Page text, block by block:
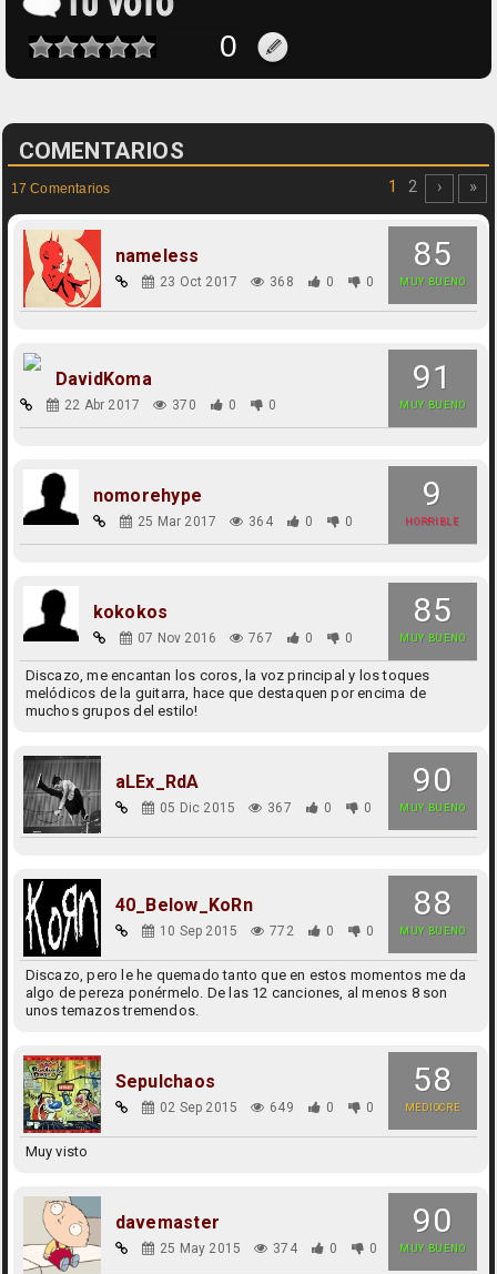
COMENTARIOS
17 Comentarios 1 2 › »
85
MUY BUENO
nameless
23 Oct 2017 368 0 0
91
MUY BUENO
DavidKoma
22 Abr 2017 370 0 0
9
HORRIBLE
nomorehype
25 Mar 2017 364 0 0
85
MUY BUENO
kokokos
07 Nov 2016 767 0 0
Discazo, me encantan los coros, la voz principal y los toques
melódicos de la guitarra, hace que destaquen por encima de
muchos grupos del estilo!
90
MUY BUENO
aLEx_RdA
05 Dic 2015 367 0 0
88
MUY BUENO
40_Below_KoRn
10 Sep 2015 772 0 0
Discazo, pero le he quemado tanto que en estos momentos me da
algo de pereza ponérmelo. De las 12 canciones, al menos 8 son
unos temazos tremendos.
58
MEDIOCRE
Sepulchaos
02 Sep 2015 649 0 0
Muy visto
90
MUY BUENO
davemaster
25 May 2015 374 0 0